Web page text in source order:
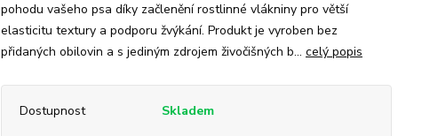
pohodu vašeho psa díky začlenění rostlinné vlákniny pro větší
elasticitu textury a podporu žvýkání. Produkt je vyroben bez
přidaných obilovin a s jediným zdrojem živočišných b... celý popis
Dostupnost Skladem